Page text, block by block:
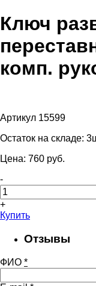
Ключ
комп.
Артикул 15599
Остаток на складе:
Цена: 760 pуб.
-
+
Купить
Отзывы
ФИО *